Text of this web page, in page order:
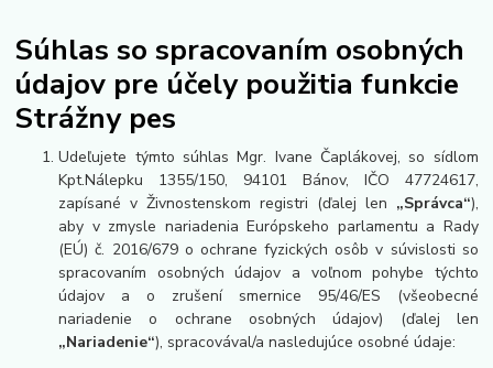
Súhlas so spracovaním osobných
údajov pre účely použitia funkcie
Strážny pes
Udeľujete týmto súhlas Mgr. Ivane Čaplákovej, so sídlom
Kpt.Nálepku 1355/150, 94101 Bánov, IČO 47724617,
zapísanév Živnostenskom registri (ďalej len „Správca“),
aby v zmysle nariadenia Európskeho parlamentu a Rady
(EÚ) č. 2016/679 o ochrane fyzických osôb v súvislosti so
spracovaním osobných údajov a voľnom pohybe týchto
údajov a o zrušení smernice 95/46/ES (všeobecné
nariadenie o ochrane osobných údajov) (ďalej len
„Nariadenie“), spracovával/a nasledujúce osobné údaje: